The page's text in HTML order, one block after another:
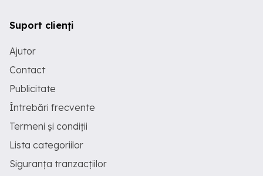
Suport clienți
Ajutor
Contact
Publicitate
Întrebări frecvente
Termeni și condiții
Lista categoriilor
Siguranța tranzacțiilor